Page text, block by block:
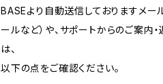
BASEより自動送信しておりますメー
ールなど）や、サポートからのご案内
は、
以下の点をご確認ください。